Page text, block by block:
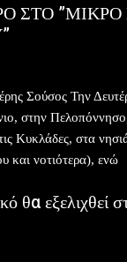
ΣΤΟ ”ΜΙΚΡΟ
Σούσος Την
στην
Κυκλάδες, στα
και νοτιότερα), ενώ
θα εξελιχθεί